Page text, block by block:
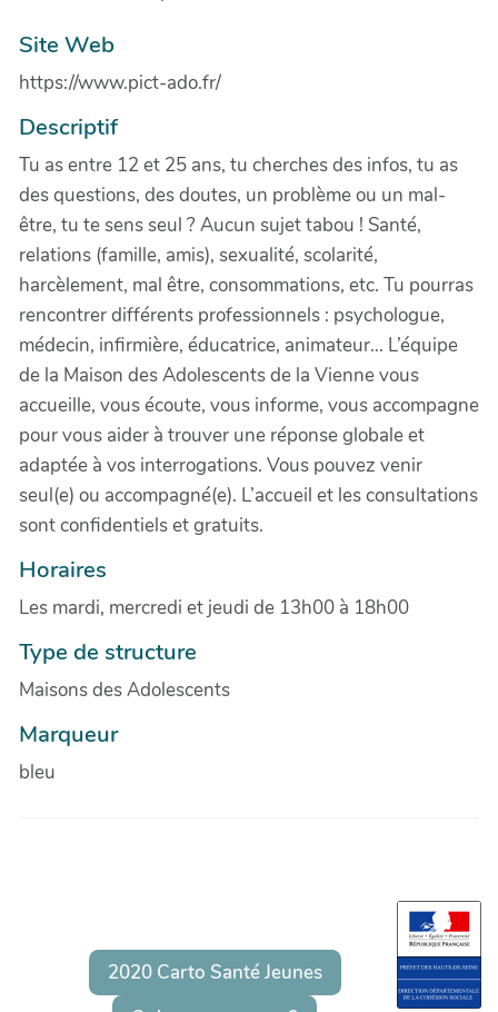
Site Web
https://www.pict-ado.fr/
Descriptif
Tu as entre 12 et 25 ans, tu cherches des infos, tu as
des questions, des doutes, un problème ou un mal-
être, tu te sens seul ? Aucun sujet tabou ! Santé,
relations (famille, amis), sexualité, scolarité,
harcèlement, mal être, consommations, etc. Tu pourras
rencontrer différents professionnels : psychologue,
médecin, infirmière, éducatrice, animateur... L’équipe
de la Maison des Adolescents de la Vienne vous
accueille, vous écoute, vous informe, vous accompagne
pour vous aider à trouver une réponse globale et
adaptée à vos interrogations. Vous pouvez venir
seul(e) ou accompagné(e). L’accueil et les consultations
sont confidentiels et gratuits.
Horaires
Les mardi, mercredi et jeudi de 13h00 à 18h00
Type de structure
Maisons des Adolescents
Marqueur
bleu
2020 Carto Santé Jeunes